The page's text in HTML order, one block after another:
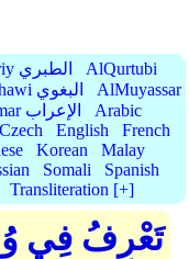
AtTabariy الطبري
AlQurtubi
AlBaghawi البغوي
AlMuyassar
Grammar الإعراب
Arabic
Czech English
French
Korean
Malay
Somali
Spanish
Transliteration [+]
تَعْرِفُ فِي